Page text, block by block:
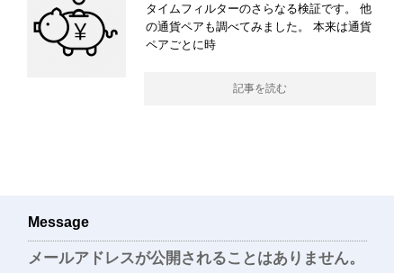
タイムフィルターのさらなる検証です。 他
の通貨ペアも調べてみました。 本来は通貨
ペアごとに時
記事を読む
Message
メールアドレスが公開されることはありません。